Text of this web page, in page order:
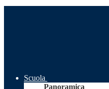
Scuola
Panoramica